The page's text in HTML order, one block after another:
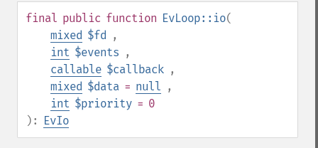
final public function EvLoop::io(
mixed $fd ,
int $events ,
callable $callback ,
mixed $data = null ,
int $priority = 0
):
EvIo